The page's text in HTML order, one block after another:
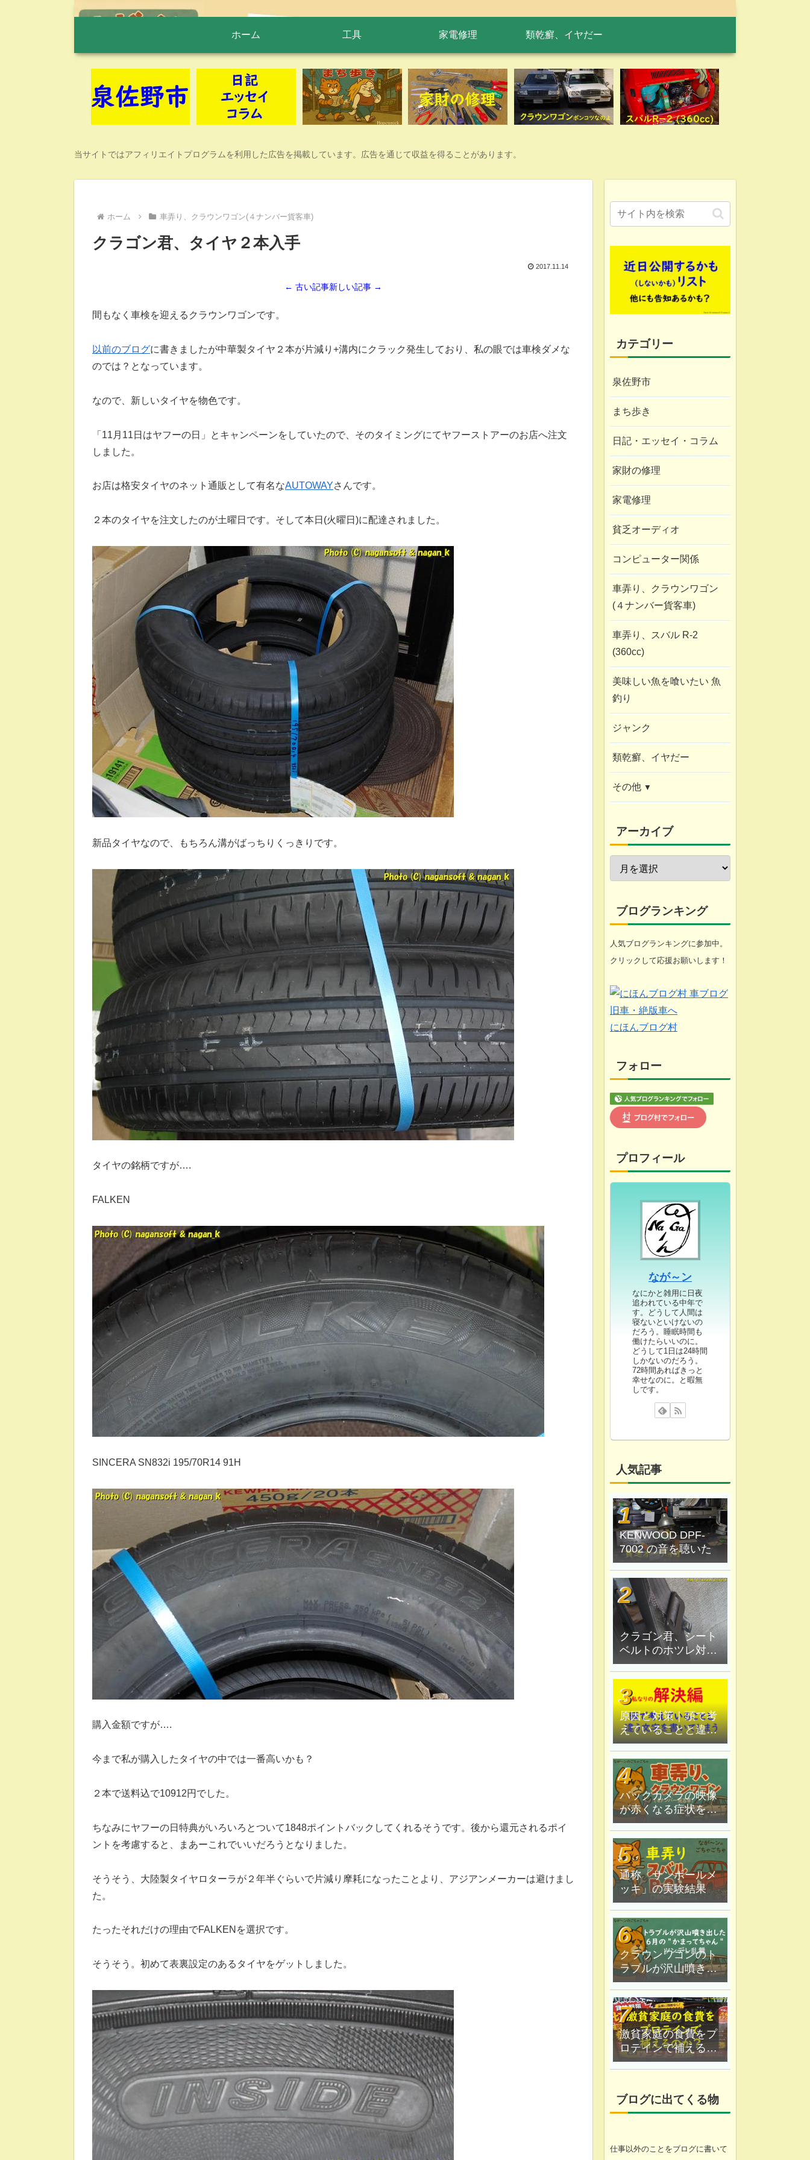
ホーム 工具 家電修理 類乾癬、イヤだー
当サイトではアフィリエイトプログラムを利用した広告を掲載しています。広告を通じて収益を得ることがあります。
ホーム 車弄り、クラウンワゴン(４ナンバー貨客車)
クラゴン君、タイヤ２本入手
2017.11.14
← 古い記事新しい記事 →
間もなく車検を迎えるクラウンワゴンです。
以前のブログに書きましたが中華製タイヤ２本が片減り+溝内にクラック発生しており、私の眼では車検ダメな
のでは？となっています。
なので、新しいタイヤを物色です。
「11月11日はヤフーの日」とキャンペーンをしていたので、そのタイミングにてヤフーストアーのお店へ注文
しました。
お店は格安タイヤのネット通販として有名なAUTOWAYさんです。
２本のタイヤを注文したのが土曜日です。そして本日(火曜日)に配達されました。
新品タイヤなので、もちろん溝がばっちりくっきりです。
タイヤの銘柄ですが….
FALKEN
SINCERA SN832i 195/70R14 91H
購入金額ですが….
今まで私が購入したタイヤの中では一番高いかも？
２本で送料込で10912円でした。
ちなみにヤフーの日特典がいろいろとついて1848ポイントバックしてくれるそうです。後から還元されるポイ
ントを考慮すると、まあーこれでいいだろうとなりました。
そうそう、大陸製タイヤロターラが２年半ぐらいで片減り摩耗になったことより、アジアンメーカーは避けまし
た。
たったそれだけの理由でFALKENを選択です。
そうそう。初めて表裏設定のあるタイヤをゲットしました。
カテゴリー
泉佐野市
まち歩き
日記・エッセイ・コラム
家財の修理
家電修理
貧乏オーディオ
コンピューター関係
車弄り、クラウンワゴン
(４ナンバー貨客車)
車弄り、スバル R-2
(360cc)
美味しい魚を喰いたい 魚
釣り
ジャンク
類乾癬、イヤだー
その他
近況報告
自転車修理
家庭菜園
ブログ
悩み
化石 (gooのスマホ)
アーカイブ
ブログランキング
人気ブログランキングに参加中。
クリックして応援お願いします！
にほんブログ村
フォロー
プロフィール
なが～ン
なにかと雑用に日夜
追われている中年で
す。どうして人間は
寝ないといけないの
だろう。睡眠時間も
働けたらいいのに。
どうして1日は24時間
しかないのだろう。
72時間あればきっと
幸せなのに。と暇無
しです。
人気記事
KENWOOD DPF-
7002 の音を聴いた
クラゴン君、シート
ベルトのホツレ対策
修理、ハンダ鏝で炙
ってみる
原因と対策｜頭で考
えていることと違う
文字を書いてしま
う。
バックカメラの映像
が赤くなる症状を原
因追究＆解決
通称「サンポールメ
ッキ」の実験結果
クラウンワゴンのト
ラブルが沢山噴き出
した｜６月の"かまっ
てちゃん"ツンデレ乱
舞
激貧家庭の食費をプ
ロテインで補えるの
か？なが〜ン家は実
ブログに出てくる物
仕事以外のことをブログに書いて